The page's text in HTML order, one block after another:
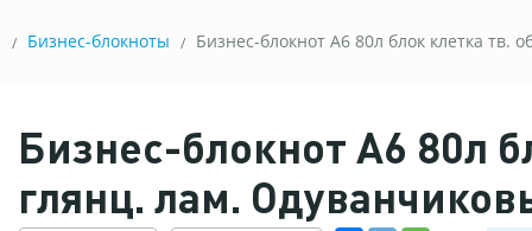
Бизнес-блокноты Бизнес-блокнот А6 80л блок клетка тв.
Бизнес-блокнот А6 80л
глянц. лам.